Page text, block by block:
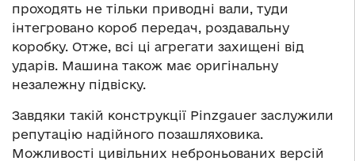
проходять не тільки приводні вали, туди
інтегровано короб передач, роздавальну
коробку. Отже, всі ці агрегати захищені від
ударів. Машина також має оригінальну
незалежну підвіску.
Завдяки такій конструкції Pinzgauer заслужили
репутацію надійного позашляховика.
Можливості цивільних неброньованих версій